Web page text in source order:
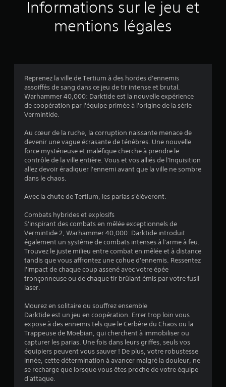
a
i
)
s
i
n
f
t
i
o
n
s
i
s
u
e
l
l
s
o
n
t
é
g
a
l
e
n
t
f
o
u
r
n
i
t
i
l
i
p
r
l
e
j
e
.
I
n
v
r
i
o
n
r
é
g
l
l
e
d
e
s
j
o
y
a
s
s
r
p
a
r
l
s
c
o
m
m
a
d
s
v
o
c
a
l
e
s
l
a
s
a
i
s
i
e
d
Informations sur le jeu et
mentions légales
Reprenez la ville de Tertium à des hordes d'ennemis
assoiffés de sang dans ce jeu de tir intense et brutal.
Warhammer 40,000: Darktide est la nouvelle expérience
de coopération par l'équipe primée à l'origine de la série
Vermintide.
Au cœur de la ruche, la corruption naissante menace de
devenir une vague écrasante de ténèbres. Une nouvelle
force mystérieuse et maléfique cherche à prendre le
contrôle de la ville entière. Vous et vos alliés de l'Inquisition
allez devoir éradiquer l'ennemi avant que la ville ne sombre
dans le chaos.
Avec la chute de Tertium, les parias s'élèveront.
Combats hybrides et explosifs
S'inspirant des combats en mêlée exceptionnels de
Vermintide 2, Warhammer 40,000: Darktide introduit
également un système de combats intenses à l'arme à feu.
Trouvez le juste milieu entre combat en mêlée et à distance
tandis que vous affrontez une cohue d'ennemis. Ressentez
l'impact de chaque coup assené avec votre épée
tronçonneuse ou de chaque tir brûlant émis par votre fusil
laser.
Mourez en solitaire ou souffrez ensemble
Darktide est un jeu en coopération. Errer trop loin vous
expose à des ennemis tels que le Cerbère du Chaos ou la
Trappeuse de Moebian, qui cherchent à immobiliser ou
capturer les parias. Une fois dans leurs griffes, seuls vos
équipiers peuvent vous sauver ! De plus, votre robustesse
innée, cette détermination à avancer malgré la douleur, ne
se recharge que lorsque vous êtes proche de votre équipe
d'attaque.